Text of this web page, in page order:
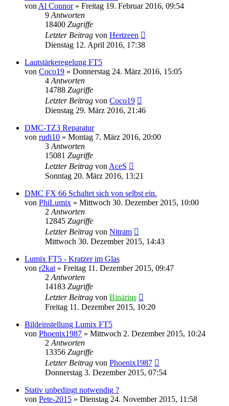
von Al Connor» Freitag 19. Februar 2016, 09:54
9 Antworten
18400 Zugriffe
Letzter Beitrag von Hertzeen
Dienstag 12. April 2016, 17:38
Lautstärkeregelung FT5
von Coco19 » Donnerstag 24. März 2016, 15:05
4 Antworten
14788 Zugriffe
Letzter Beitrag von Coco19
Dienstag 29. März 2016, 21:46
DMC-TZ3 Reparatur
von rudi10 » Montag 7. März 2016, 20:00
3 Antworten
15081 Zugriffe
Letzter Beitrag von AceS
Sonntag 20. März 2016, 13:21
DMC FX 66 Schaltet sich von selbst ein.
von PhiLumix » Mittwoch 30. Dezember 2015, 10:00
2 Antworten
12845 Zugriffe
Letzter Beitrag von Nitram
Mittwoch 30. Dezember 2015, 14:43
Lumix FT5 - Kratzer im Glas
von r2kat » Freitag 11. Dezember 2015, 09:47
2 Antworten
14183 Zugriffe
Letzter Beitrag von Binärius
Freitag 11. Dezember 2015, 10:20
Bildeinstellung Lumix FT5
von Phoenix1987 » Mittwoch 2. Dezember 2015, 10:24
2 Antworten
13356 Zugriffe
Letzter Beitrag von Phoenix1987
Donnerstag 3. Dezember 2015, 07:54
Stativ unbedingt notwendig ?
von Pete-2015 » Dienstag 24. November 2015, 11:58